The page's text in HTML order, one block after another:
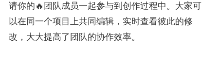
请你的🔥团队成员一起参与到创作过程中。大家可
以在同一个项目上共同编辑，实时查看彼此的修
改，大大提高了团队的协作效率。